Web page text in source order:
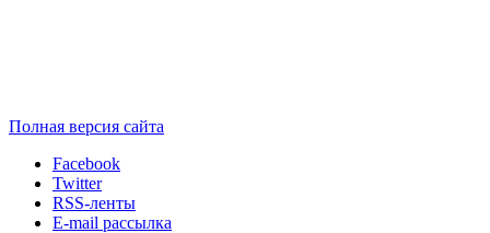
Полная версия сайта
Facebook
Twitter
RSS-ленты
E-mail рассылка